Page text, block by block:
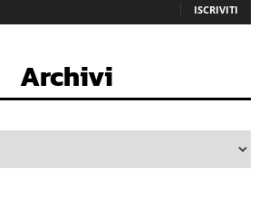
ISCRIVITI
Archivi